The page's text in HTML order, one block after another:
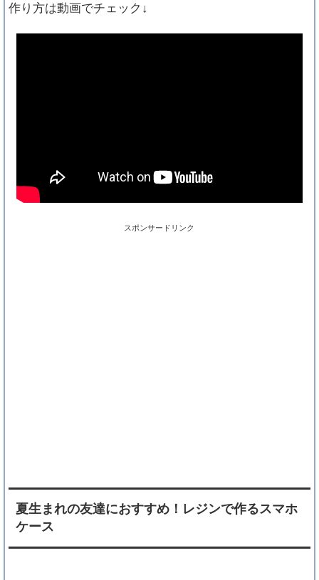
作り方は動画でチェック↓
スポンサードリンク
夏生まれの友達におすすめ！レジンで作るスマホ
ケース